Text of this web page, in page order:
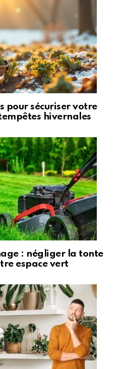
pour sécuriser votre
hivernales
: négliger la tonte
espace vert